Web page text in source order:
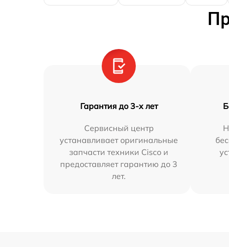
Гарантия до 3-х лет
Сервисный центр
устанавливает оригинальные
запчасти техники Cisco и
предоставляет гарантию до 3
лет.